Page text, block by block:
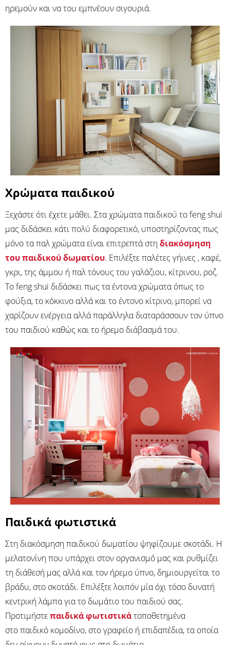
ηρεμούν και να του εμπνέουν σιγουριά.
Χρώματα παιδικού
Ξεχάστε ότι έχετε μάθει. Στα χρώματα παιδικού το feng shui
μας διδάσκει κάτι πολύ διαφορετικό, υποστηρίζοντας πως
μόνο τα παλ χρώματα είναι επιτρεπτά στηδιακόσμηση
του παιδικού δωματίου. Επιλέξτε παλέτες γήινες , καφέ,
γκρι, της άμμου ή παλ τόνους του γαλάζιου, κίτρινου, ροζ.
Το feng shui διδάσκει πως τα έντονα χρώματα όπως το
φούξια, το κόκκινο αλλά και το έντονο κίτρινο, μπορεί να
χαρίζουν ενέργεια αλλά παράλληλα διαταράσσουν τον ύπνο
του παιδιού καθώς και το ήρεμο διάβασμά του.
Παιδικά φωτιστικά
Στη διακόσμηση παιδικού δωματίου ψηφίζουμε σκοτάδι. Η
μελατονίνη που υπάρχει στον οργανισμό μας και ρυθμίζει
τη διάθεσή μας αλλά και τον ήρεμο ύπνο, δημιουργείται το
βράδυ, στο σκοτάδι. Επιλέξτε λοιπόν μία όχι τόσο δυνατή
κεντρική λάμπα για το δωμάτιο του παιδιού σας.
Προτιμήστεπαιδικά φωτιστικάτοποθετημένα
στο παιδικό κομοδίνο, στο γραφείο ή επιδαπέδια, τα οποία